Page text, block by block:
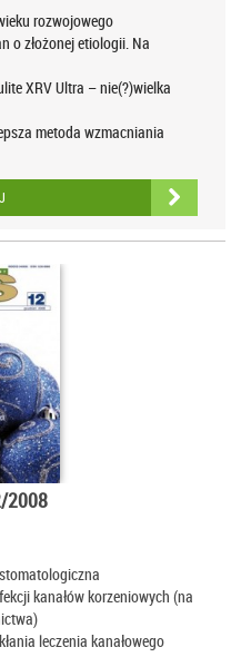
rozwojowego
o złożonej etiologii. Na
XRV Ultra – nie(?)wielka
metoda wzmacniania
2008
kanałów korzeniowych (na
leczenia kanałowego